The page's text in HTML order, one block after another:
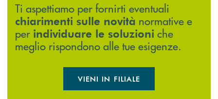
Ti aspettiamo per fornirti eventuali
chiarimenti sulle novità normative e
per individuare le soluzioni che
meglio rispondono alle tue esigenze.
VIENI IN FILIALE